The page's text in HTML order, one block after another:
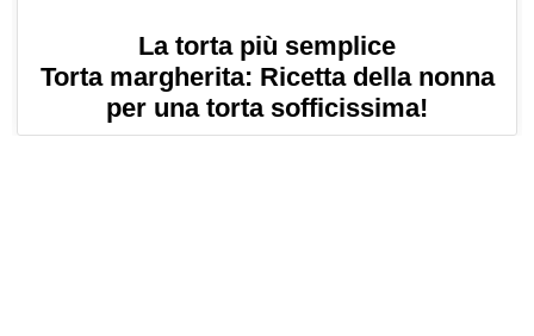
La torta più semplice
Torta margherita: Ricetta della nonna
per una torta sofficissima!